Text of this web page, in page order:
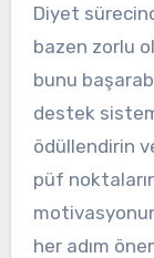
Diyet
bazen zorlu
bunu
destek
ödüllendirin
püf
her adım